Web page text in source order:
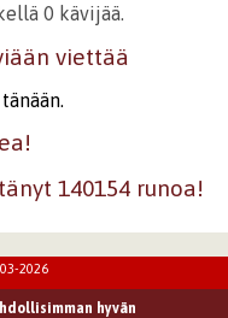
0 kävijää.
viettää
140154 runoa!
2026
hyvän